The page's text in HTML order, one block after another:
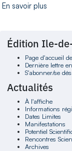
En savoir plus
Édition Ile-
Page d'accueil
Dernière lettre
S'abonner/se
Actualités
À l'affiche
Informations
Dates Limites
Manifestations
Potentiel
Rencontres
Archives